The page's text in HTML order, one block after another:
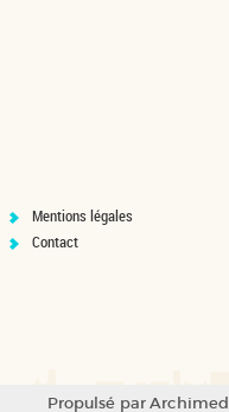
Mentions légales
Contact
Propulsé parArchimed